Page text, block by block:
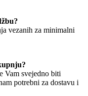
vezanih za minimalni
Vam svejedno biti
potrebni za dostavu i